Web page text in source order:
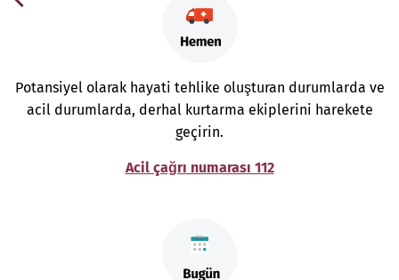
Potansiyel olarak hayati tehlike oluşturan durumlarda ve
acil durumlarda, derhal kurtarma ekiplerini harekete
geçirin.
Acil çağrı numarası 112